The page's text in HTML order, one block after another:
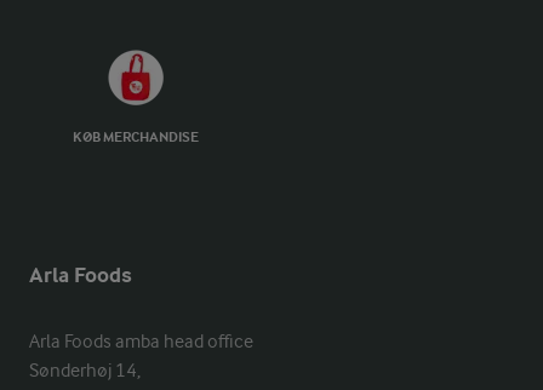
KØB MERCHANDISE
Arla Foods
Arla Foods amba head office
Sønderhøj 14,